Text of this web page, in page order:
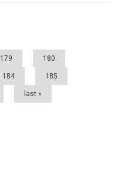
179 180
184 185
last »